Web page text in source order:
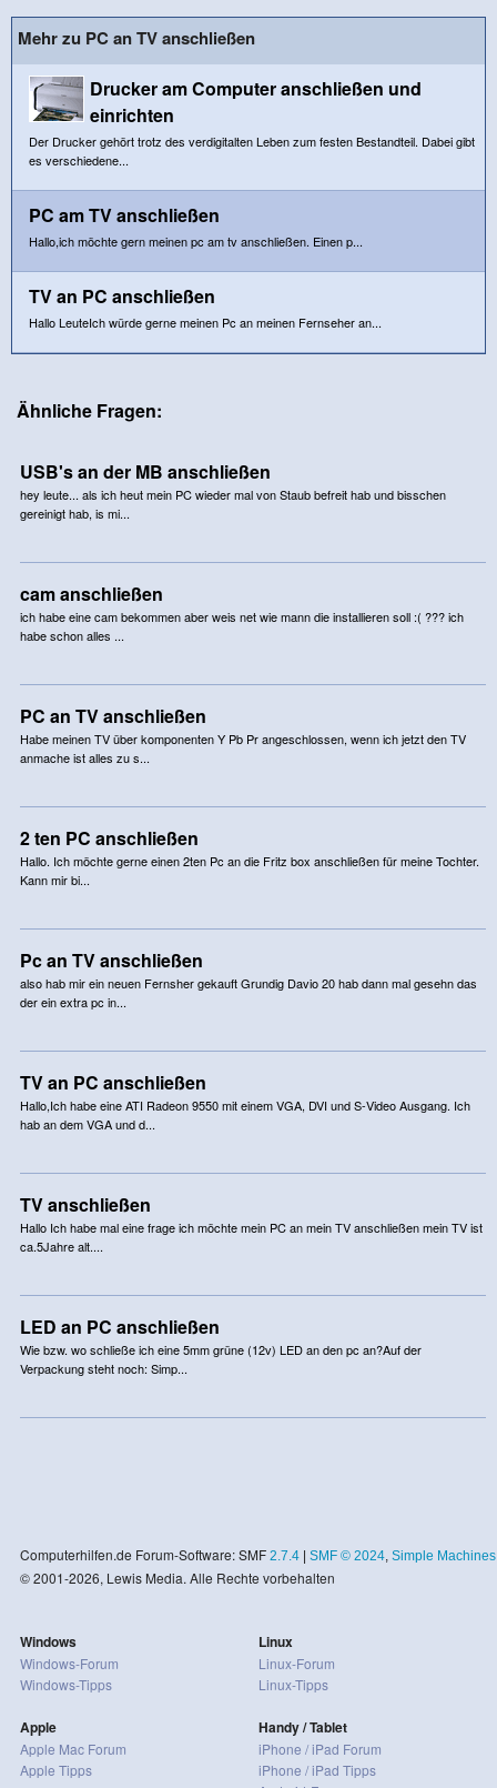
Mehr zu PC an TV anschließen
Drucker am Computer anschließen und
einrichten
Der Drucker gehört trotz des verdigitalten Leben zum festen Bestandteil. Dabei gibt
es verschiedene...
PC am TV anschließen
Hallo,ich möchte gern meinen pc am tv anschließen. Einen p...
TV an PC anschließen
Hallo LeuteIch würde gerne meinen Pc an meinen Fernseher an...
Ähnliche Fragen:
USB's an der MB anschließen
hey leute... als ich heut mein PC wieder mal von Staub befreit hab und bisschen
gereinigt hab, is mi...
cam anschließen
ich habe eine cam bekommen aber weis net wie mann die installieren soll :( ??? ich
habe schon alles ...
PC an TV anschließen
Habe meinen TV über komponenten Y Pb Pr angeschlossen, wenn ich jetzt den TV
anmache ist alles zu s...
2 ten PC anschließen
Hallo. Ich möchte gerne einen 2ten Pc an die Fritz box anschließen für meine Tochter.
Kann mir bi...
Pc an TV anschließen
also hab mir ein neuen Fernsher gekauft Grundig Davio 20 hab dann mal gesehn das
der ein extra pc in...
TV an PC anschließen
Hallo,Ich habe eine ATI Radeon 9550 mit einem VGA, DVI und S-Video Ausgang. Ich
hab an dem VGA und d...
TV anschließen
Hallo Ich habe mal eine frage ich möchte mein PC an mein TV anschließen mein TV ist
ca.5Jahre alt....
LED an PC anschließen
Wie bzw. wo schließe ich eine 5mm grüne (12v) LED an den pc an?Auf der
Verpackung steht noch: Simp...
Computerhilfen.de Forum-Software: SMF 2.7.4| SMF © 2024, Simple Machines
© 2001-2026, Lewis Media. Alle Rechte vorbehalten
Windows
Windows-Forum
Windows-Tipps
Apple
Apple Mac Forum
Apple Tipps
Linux
Linux-Forum
Linux-Tipps
Handy / Tablet
iPhone / iPad Forum
iPhone / iPad Tipps